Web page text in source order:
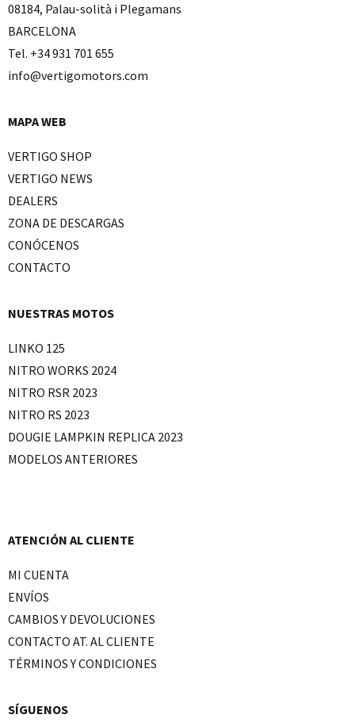
08184, Palau-solità i Plegamans
BARCELONA
Tel. +34 931 701 655
info@vertigomotors.com
MAPA WEB
VERTIGO SHOP
VERTIGO NEWS
DEALERS
ZONA DE DESCARGAS
CONÓCENOS
CONTACTO
NUESTRAS MOTOS
LINKO 125
NITRO WORKS 2024
NITRO RSR 2023
NITRO RS 2023
DOUGIE LAMPKIN REPLICA 2023
MODELOS ANTERIORES
ATENCIÓN AL CLIENTE
MI CUENTA
ENVÍOS
CAMBIOS Y DEVOLUCIONES
CONTACTO AT. AL CLIENTE
TÉRMINOS Y CONDICIONES
SÍGUENOS